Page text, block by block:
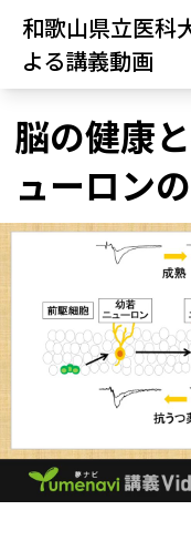
和歌山県立医科
よる講義動画
脳の健康
ューロン